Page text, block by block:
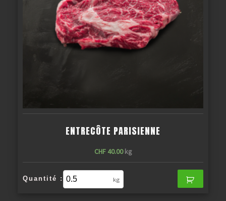
ENTRECÔTE PARISIENNE
CHF40.00 kg
Quantité : kg